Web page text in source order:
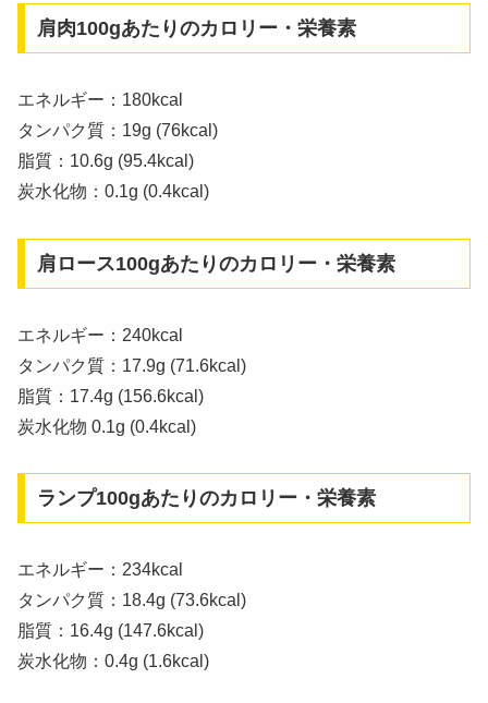
肩肉100gあたりのカロリー・栄養素
エネルギー：180kcal
タンパク質：19g (76kcal)
脂質：10.6g (95.4kcal)
炭水化物：0.1g (0.4kcal)
肩ロース100gあたりのカロリー・栄養素
エネルギー：240kcal
タンパク質：17.9g (71.6kcal)
脂質：17.4g (156.6kcal)
炭水化物 0.1g (0.4kcal)
ランプ100gあたりのカロリー・栄養素
エネルギー：234kcal
タンパク質：18.4g (73.6kcal)
脂質：16.4g (147.6kcal)
炭水化物：0.4g (1.6kcal)